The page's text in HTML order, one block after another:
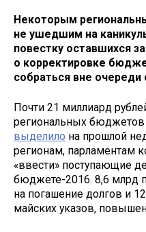
Некоторым
не ушедшим на
повестку оставшихся
о корректировке
собраться вне
Почти 21 миллиард
региональных бюджетов
выделило на прошлой
регионам, парламентам
«ввести» поступающие
бюджете-2016. 8,6 млрд
на погашение долгов и
майских указов,